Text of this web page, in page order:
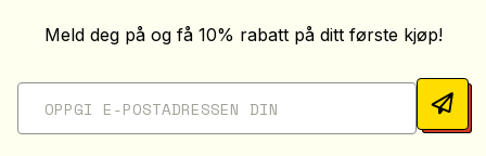
Meld deg på og få 10% rabatt på ditt første kjøp!